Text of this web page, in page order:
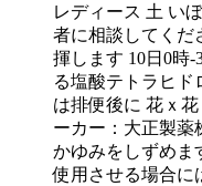
レディース 土 い
者に相談してくだ
揮します 10日0時-
る塩酸テトラヒド
は排便後に 花ｘ花
ーカー：大正製薬
かゆみをしずめま
使用させる場合に